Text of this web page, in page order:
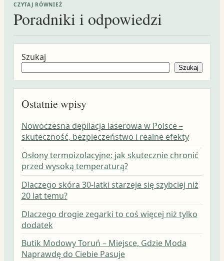
CZYTAJ RÓWNIEŻ
Poradniki i odpowiedzi
Szukaj
Szukaj
Ostatnie wpisy
Nowoczesna depilacja laserowa w Polsce –
skuteczność, bezpieczeństwo i realne efekty
Osłony termoizolacyjne: jak skutecznie chronić
przed wysoką temperaturą?
Dlaczego skóra 30-latki starzeje się szybciej niż
20 lat temu?
Dlaczego drogie zegarki to coś więcej niż tylko
dodatek
Butik Modowy Toruń – Miejsce, Gdzie Moda
Naprawdę do Ciebie Pasuje